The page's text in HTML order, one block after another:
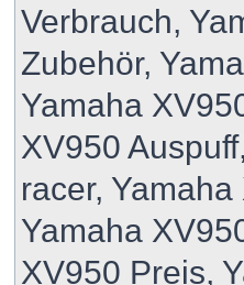
Verbrauch,
Zubehör,
Yamaha
XV950
racer,
Yamaha
XV950 Preis,